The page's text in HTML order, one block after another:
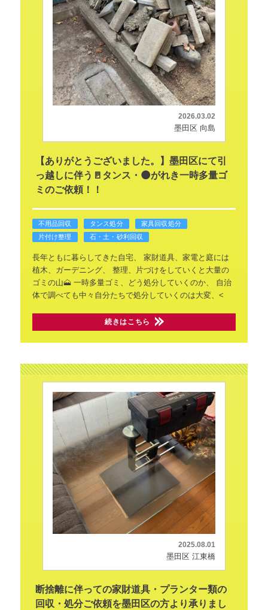
2026.03.02
墨田区 向島
【ありがとうございました。】墨田区にて引
っ越しに伴う🚪タンス・🌑がれき一時多量ゴ
ミのご依頼！！
不用品回収 タンス処分
家具回収処分
片付け整理
石・土・砂利回収
長年ともに暮らしてきた自宅、
家財道具、家電と庭には
植木、ガーデニング、
整理、片づけをしていくと大量の
ゴミの山🗻 一時多量ゴミ、どう処分していくのか、
自治
体で調べても中々自分たちで処分していくのは大変、<
続きはこちら
2025.08.01
墨田区 江東橋
断捨離に伴っての家財道具・プランター類の
回収・処分ご依頼を墨田区の方より承りまし